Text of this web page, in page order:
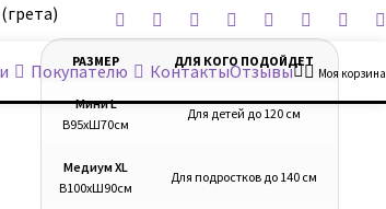
Покупателю КонтактыОтзывы Моя корзина
РАЗМЕР ДЛЯ КОГО ПОДОЙДЕТ
Мини L
В95хШ70см
Для детей до 120 см
Медиум XL
В100хШ90см
Для подростков до 140 см